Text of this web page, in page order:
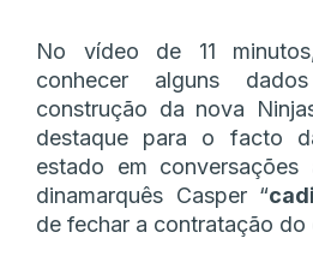
No vídeo de 11
conhecer alguns
construção da nova
destaque para o facto
estado em
dinamarquês Casper “
de fechar a contratação do